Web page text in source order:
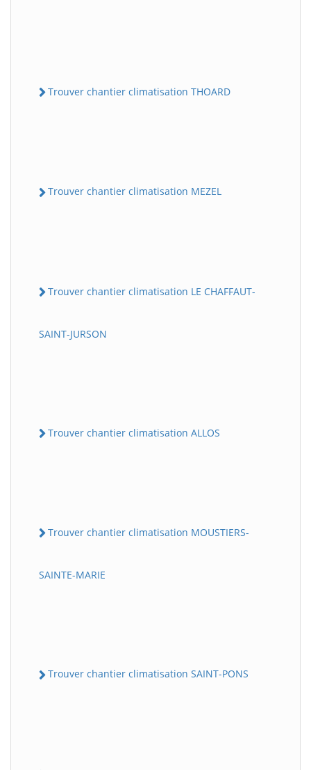
Trouver chantier climatisation THOARD
Trouver chantier climatisation MEZEL
Trouver chantier climatisation LE CHAFFAUT-
SAINT-JURSON
Trouver chantier climatisation ALLOS
Trouver chantier climatisation MOUSTIERS-
SAINTE-MARIE
Trouver chantier climatisation SAINT-PONS